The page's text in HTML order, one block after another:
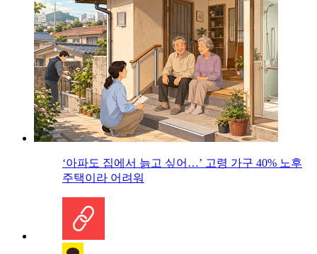
‘아파도 집에서 늙고 싶어…’ 고령 가구 40% 노후
주택이라 어려워